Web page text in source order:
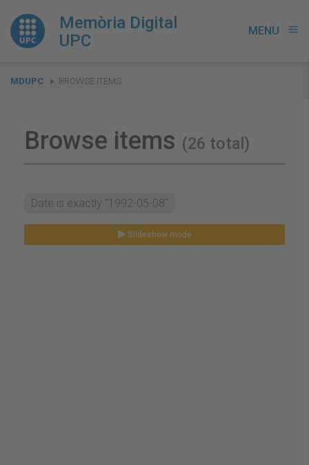
Memòria Digital
UPC
MENU menu
You
MDUPC BROWSE ITEMS
Browse items (26 total)
Date is exactly "1992-05-08"
Slideshow mode